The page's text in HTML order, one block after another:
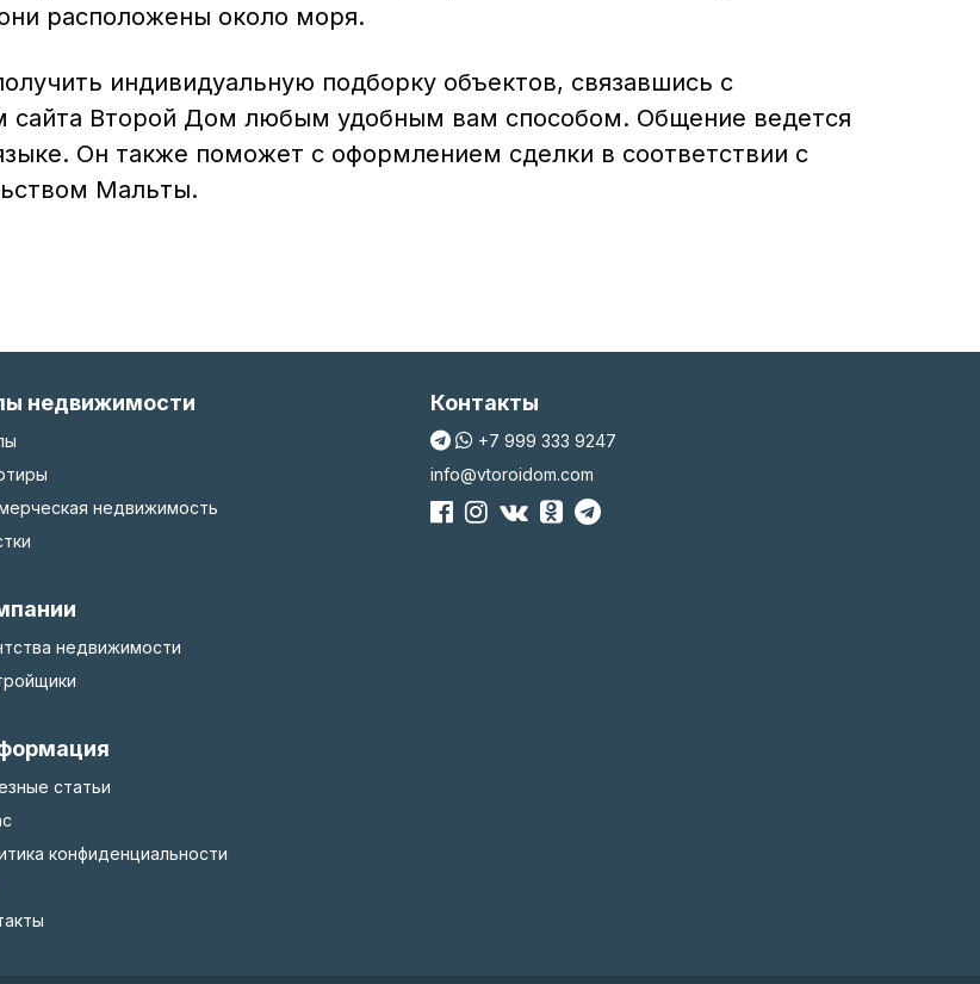
расположены около моря.
индивидуальную подборку объектов, связавшись с
сайта Второй Дом любым удобным вам способом. Общение ведется
Он также поможет с оформлением сделки в соответствии с
Мальты.
недвижимости
недвижимость
недвижимости
статьи
конфиденциальности
Контакты
+7 999 333 9247
info@vtoroidom.com